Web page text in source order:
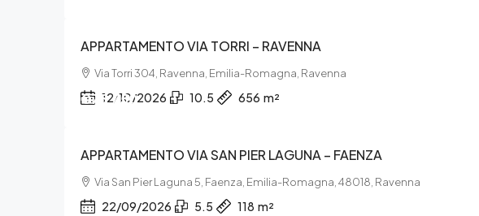
APPARTAMENTO VIA TORRI – RAVENNA
Via Torri 304, Ravenna, Emilia-Romagna, Ravenna
12/10/2026 10.5 656 m²
€75.750
APPARTAMENTO VIA SAN PIER LAGUNA – FAENZA
Via San Pier Laguna 5, Faenza, Emilia-Romagna, 48018, Ravenna
22/09/2026 5.5 118 m²